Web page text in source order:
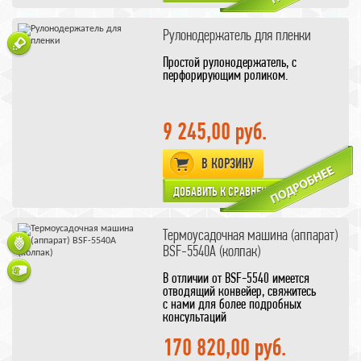
термоусадочную ПВХ пленку
широкого диапазона пищевых и
непродовольственных товаров:
мяса, рыбы, овощей, фруктов, хлеба,
кондитерских изделий в коробках,
полиграфической продукции,
Рулонодержатель для пленки
Простой рулонодержатель, с
перфорирующим роликом.
9 245,00 руб.
В КОРЗИНУ
Термоусадочная машина (аппарат)
BSF-5540A (колпак)
В отличии от BSF-5540 имеется
отводящий конвейер, свяжитесь
с нами для более подробных
консультаций
1. Объединяет в себе запайку,
обрезку и термическую усадку
170 820,00 руб.